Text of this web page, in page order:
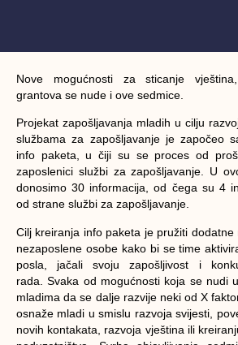
Nove mogućnosti za sticanje
grantova se nude i ove sedmice.
Projekat zapošljavanja mladih u cilju
službama za zapošljavanje je započeo
info paketa, u čiji su se proces od
zaposlenici službi za zapošljavanje. U
donosimo 30 informacija, od čega su 4
od strane službi za zapošljavanje.
Cilj kreiranja info paketa je pružiti
nezaposlene osobe kako bi se time
posla, jačali svoju zapošljivost i
rada. Svaka od mogućnosti koja se nudi
mladima da se dalje razvije neki odX
osnaže mladi u smislu razvoja svijesti,
novih kontakata, razvoja vještina ili